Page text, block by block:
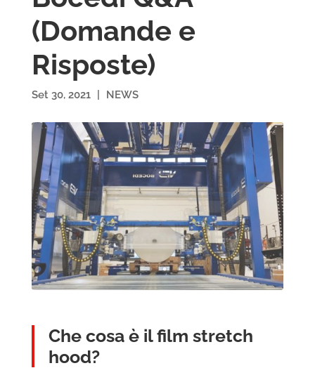
(Domande e
Risposte)
Set 30, 2021 NEWS
Che cosa è il film stretch
hood?